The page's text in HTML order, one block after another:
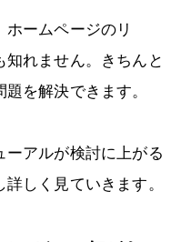
ームページのリ
れません。きちんと
を解決できます。
ーアルが検討に上がる
しく見ていきます。